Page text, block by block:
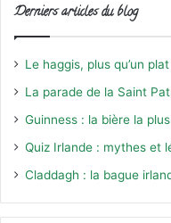
Derniers articles du blog
Le haggis, plus qu’un
La parade de la Saint
Guinness : la bière la
Quiz Irlande : mythes et
Claddagh : la bague